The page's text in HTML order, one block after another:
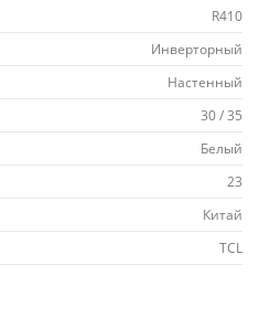
R410
Инверторный
Настенный
30 / 35
Белый
23
Китай
TCL